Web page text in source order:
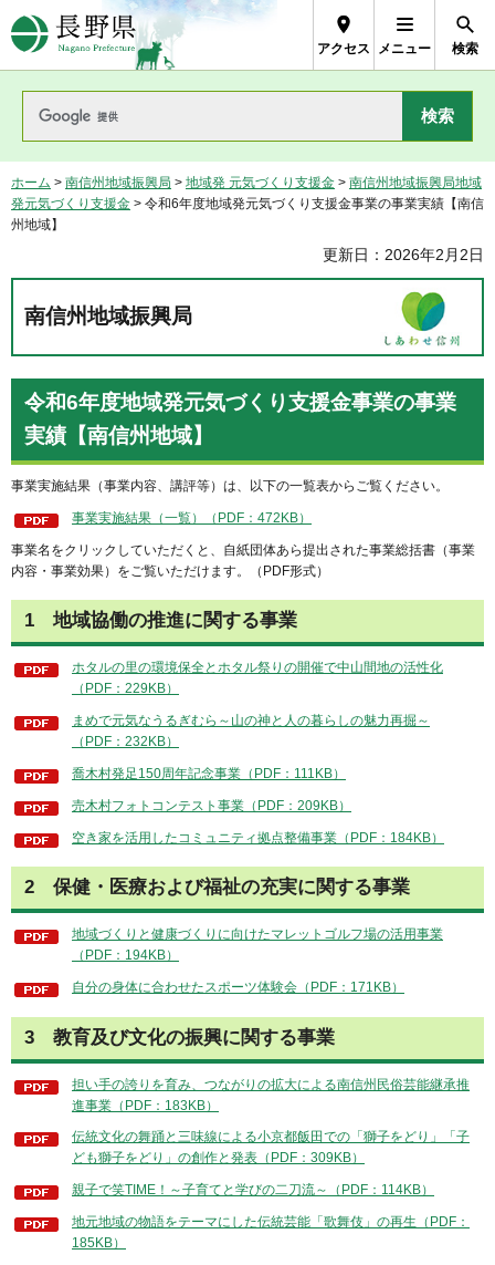
長野県Nagano Prefecture
アクセス メニュー 検索
ホーム > 南信州地域振興局 > 地域発 元気づくり支援金 > 南信州地域振興局地域
発元気づくり支援金 > 令和6年度地域発元気づくり支援金事業の事業実績【南信
州地域】
更新日：2026年2月2日
南信州地域振興局
令和6年度地域発元気づくり支援金事業の事業
実績【南信州地域】
事業実施結果（事業内容、講評等）は、以下の一覧表からご覧ください。
事業実施結果（一覧）（PDF：472KB）
事業名をクリックしていただくと、自紙団体あら提出された事業総括書（事業
内容・事業効果）をご覧いただけます。（PDF形式）
1 地域協働の推進に関する事業
ホタルの里の環境保全とホタル祭りの開催で中山間地の活性化
（PDF：229KB）
まめで元気なうるぎむら～山の神と人の暮らしの魅力再掘～
（PDF：232KB）
喬木村発足150周年記念事業（PDF：111KB）
売木村フォトコンテスト事業（PDF：209KB）
空き家を活用したコミュニティ拠点整備事業（PDF：184KB）
2 保健・医療および福祉の充実に関する事業
地域づくりと健康づくりに向けたマレットゴルフ場の活用事業
（PDF：194KB）
自分の身体に合わせたスポーツ体験会（PDF：171KB）
3 教育及び文化の振興に関する事業
担い手の誇りを育み、つながりの拡大による南信州民俗芸能継承推
進事業（PDF：183KB）
伝統文化の舞踊と三味線による小京都飯田での「獅子をどり」「子
ども獅子をどり」の創作と発表（PDF：309KB）
親子で笑TIME！～子育てと学びの二刀流～（PDF：114KB）
地元地域の物語をテーマにした伝統芸能「歌舞伎」の再生（PDF：
185KB）